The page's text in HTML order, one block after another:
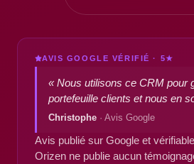
AVIS GOOGLE VÉRIFIÉ · 5★
« Nous utilisons ce CRM pour
portefeuille clients et nous en
Christophe · Avis Google
Avis publié sur Google et
Orizen ne publie aucun